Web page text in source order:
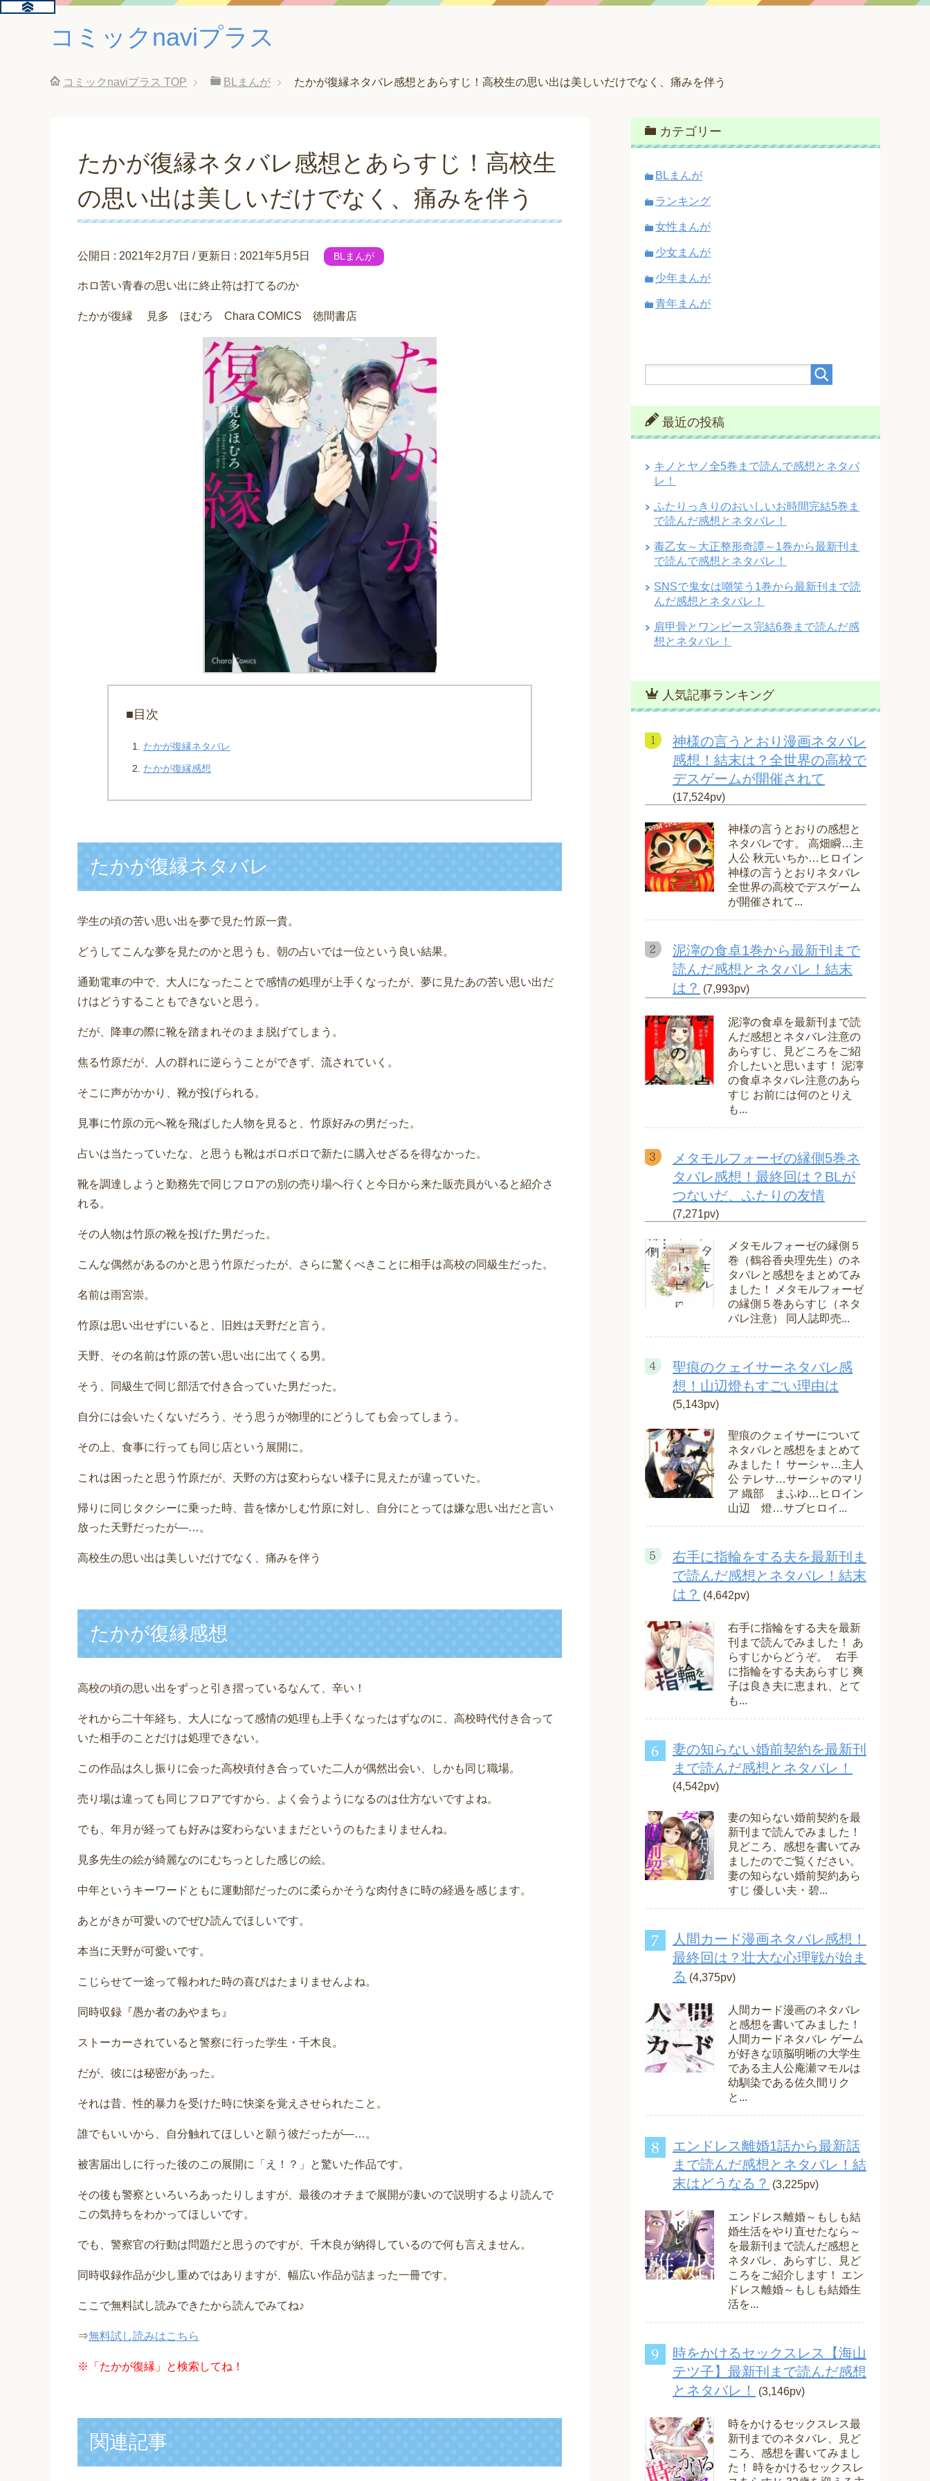
コミックnaviプラス
コミックnaviプラス TOP BLまんが たかが復縁ネタバレ感想とあらすじ！高校生の思い出は美しいだけでなく、痛みを伴う
たかが復縁ネタバレ感想とあらすじ！高校生
の思い出は美しいだけでなく、痛みを伴う
公開日 : 2021年2月7日 / 更新日 : 2021年5月5日 BLまんが
ホロ苦い青春の思い出に終止符は打てるのか
たかが復縁 見多 ほむろ Chara COMICS 徳間書店
■目次
たかが復縁ネタバレ
たかが復縁感想
たかが復縁ネタバレ
学生の頃の苦い思い出を夢で見た竹原一貴。
どうしてこんな夢を見たのかと思うも、朝の占いでは一位という良い結果。
通勤電車の中で、大人になったことで感情の処理が上手くなったが、夢に見たあの苦い思い出だ
けはどうすることもできないと思う。
だが、降車の際に靴を踏まれそのまま脱げてしまう。
焦る竹原だが、人の群れに逆らうことができず、流されていく。
そこに声がかかり、靴が投げられる。
見事に竹原の元へ靴を飛ばした人物を見ると、竹原好みの男だった。
占いは当たっていたな、と思うも靴はボロボロで新たに購入せざるを得なかった。
靴を調達しようと勤務先で同じフロアの別の売り場へ行くと今日から来た販売員がいると紹介さ
れる。
その人物は竹原の靴を投げた男だった。
こんな偶然があるのかと思う竹原だったが、さらに驚くべきことに相手は高校の同級生だった。
名前は雨宮崇。
竹原は思い出せずにいると、旧姓は天野だと言う。
天野、その名前は竹原の苦い思い出に出てくる男。
そう、同級生で同じ部活で付き合っていた男だった。
自分には会いたくないだろう、そう思うが物理的にどうしても会ってしまう。
その上、食事に行っても同じ店という展開に。
これは困ったと思う竹原だが、天野の方は変わらない様子に見えたが違っていた。
帰りに同じタクシーに乗った時、昔を懐かしむ竹原に対し、自分にとっては嫌な思い出だと言い
放った天野だったが―…。
高校生の思い出は美しいだけでなく、痛みを伴う
たかが復縁感想
高校の頃の思い出をずっと引き摺っているなんて、辛い！
それから二十年経ち、大人になって感情の処理も上手くなったはずなのに、高校時代付き合って
いた相手のことだけは処理できない。
この作品は久し振りに会った高校頃付き合っていた二人が偶然出会い、しかも同じ職場。
売り場は違っても同じフロアですから、よく会うようになるのは仕方ないですよね。
でも、年月が経っても好みは変わらないままだというのもたまりませんね。
見多先生の絵が綺麗なのにむちっとした感じの絵。
中年というキーワードともに運動部だったのに柔らかそうな肉付きに時の経過を感じます。
あとがきが可愛いのでぜひ読んでほしいです。
本当に天野が可愛いです。
こじらせて一途って報われた時の喜びはたまりませんよね。
同時収録『愚か者のあやまち』
ストーカーされていると警察に行った学生・千木良。
だが、彼には秘密があった。
それは昔、性的暴力を受けた時に快楽を覚えさせられたこと。
誰でもいいから、自分触れてほしいと願う彼だったが―…。
被害届出しに行った後のこの展開に「え！？」と驚いた作品です。
その後も警察といろいろあったりしますが、最後のオチまで展開が凄いので説明するより読んで
この気持ちをわかってほしいです。
でも、警察官の行動は問題だと思うのですが、千木良が納得しているので何も言えません。
同時収録作品が少し重めではありますが、幅広い作品が詰まった一冊です。
ここで無料試し読みできたから読んでみてね♪
⇒無料試し読みはこちら
※ 「たかが復縁」と検索してね！
関連記事
カテゴリー
BLまんが
ランキング
女性まんが
少女まんが
少年まんが
青年まんが
最近の投稿
キノとヤノ全5巻まで読んで感想とネタバ
レ！
ふたりっきりのおいしいお時間完結5巻ま
で読んだ感想とネタバレ！
毒乙女～大正整形奇譚～1巻から最新刊ま
で読んで感想とネタバレ！
SNSで鬼女は嘲笑う1巻から最新刊まで読
んだ感想とネタバレ！
肩甲骨とワンピース完結6巻まで読んだ感
想とネタバレ！
人気記事ランキング
神様の言うとおり漫画ネタバレ
感想！結末は？全世界の高校で
デスゲームが開催されて
(17,524pv)
神様の言うとおりの感想と
ネタバレです。 高畑瞬…主
人公 秋元いちか…ヒロイン
神様の言うとおりネタバレ
全世界の高校でデスゲーム
が開催されて...
泥濘の食卓1巻から最新刊まで
読んだ感想とネタバレ！結末
は？ (7,993pv)
泥濘の食卓を最新刊まで読
んだ感想とネタバレ注意の
あらすじ、見どころをご紹
介したいと思います！ 泥濘
の食卓ネタバレ注意のあら
すじ お前には何のとりえ
も...
メタモルフォーゼの縁側5巻ネ
タバレ感想！最終回は？BLが
つないだ、ふたりの友情
(7,271pv)
メタモルフォーゼの縁側５
巻（鶴谷香央理先生）のネ
タバレと感想をまとめてみ
ました！ メタモルフォーゼ
の縁側５巻あらすじ（ネタ
バレ注意） 同人誌即売...
聖痕のクェイサーネタバレ感
想！山辺燈もすごい理由は
(5,143pv)
聖痕のクェイサーについて
ネタバレと感想をまとめて
みました！ サーシャ…主人
公 テレサ…サーシャのマリ
ア 織部 まふゆ…ヒロイン
山辺 燈…サブヒロイ...
右手に指輪をする夫を最新刊ま
で読んだ感想とネタバレ！結末
は？ (4,642pv)
右手に指輪をする夫を最新
刊まで読んでみました！ あ
らすじからどうぞ。 右手
に指輪をする夫あらすじ 爽
子は良き夫に恵まれ、とて
も...
妻の知らない婚前契約を最新刊
まで読んだ感想とネタバレ！
(4,542pv)
妻の知らない婚前契約を最
新刊まで読んでみました！
見どころ、感想を書いてみ
ましたのでご覧ください。
妻の知らない婚前契約あら
すじ 優しい夫・碧...
人間カード漫画ネタバレ感想！
最終回は？壮大な心理戦が始ま
る (4,375pv)
人間カード漫画のネタバレ
と感想を書いてみました！
人間カードネタバレ ゲーム
が好きな頭脳明晰の大学生
である主人公庵瀬マモルは
幼馴染である佐久間リク
と...
エンドレス離婚1話から最新話
まで読んだ感想とネタバレ！結
末はどうなる？ (3,225pv)
エンドレス離婚～もしも結
婚生活をやり直せたなら～
を最新刊まで読んだ感想と
ネタバレ、あらすじ、見ど
ころをご紹介します！ エン
ドレス離婚～もしも結婚生
活を...
時をかけるセックスレス【海山
テツ子】最新刊まで読んだ感想
とネタバレ！
(3,146pv)
時をかけるセックスレス最
新刊までのネタバレ、見ど
ころ、感想を書いてみまし
た！ 時をかけるセックスレ